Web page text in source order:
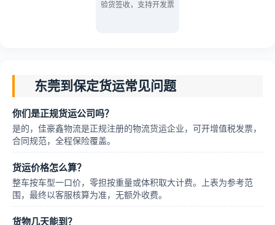
验货签收，支持开发票
东莞到保定货运常见问题
你们是正规货运公司吗？
是的，佳豪鑫物流是正规注册的物流货运企业，可开增值税发票，
合同规范，全程保险覆盖。
货运价格怎么算？
整车按车型一口价，零担按重量或体积取大计费。上表为参考范
围，最终以客服核算为准，无额外收费。
货物几天能到？